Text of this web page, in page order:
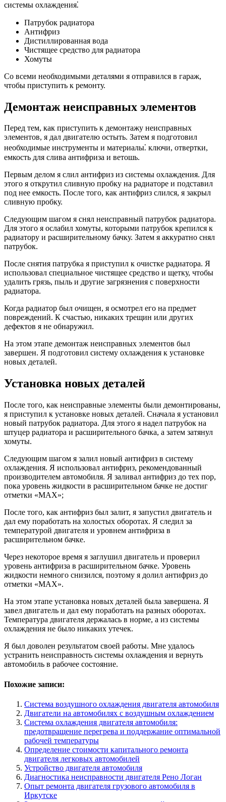
системы охлаждения⁚
Патрубок радиатора
Антифриз
Дистиллированная вода
Чистящее средство для радиатора
Хомуты
Со всеми необходимыми деталями я отправился в гараж,
чтобы приступить к ремонту.
Демонтаж неисправных элементов
Перед тем, как приступить к демонтажу неисправных
элементов, я дал двигателю остыть. Затем я подготовил
необходимые инструменты и материалы⁚ ключи, отвертки,
емкость для слива антифриза и ветошь.
Первым делом я слил антифриз из системы охлаждения. Для
этого я открутил сливную пробку на радиаторе и подставил
под нее емкость. После того, как антифриз слился, я закрыл
сливную пробку.
Следующим шагом я снял неисправный патрубок радиатора.
Для этого я ослабил хомуты, которыми патрубок крепился к
радиатору и расширительному бачку. Затем я аккуратно снял
патрубок.
После снятия патрубка я приступил к очистке радиатора. Я
использовал специальное чистящее средство и щетку, чтобы
удалить грязь, пыль и другие загрязнения с поверхности
радиатора.
Когда радиатор был очищен, я осмотрел его на предмет
повреждений. К счастью, никаких трещин или других
дефектов я не обнаружил.
На этом этапе демонтаж неисправных элементов был
завершен. Я подготовил систему охлаждения к установке
новых деталей.
Установка новых деталей
После того, как неисправные элементы были демонтированы,
я приступил к установке новых деталей. Сначала я установил
новый патрубок радиатора. Для этого я надел патрубок на
штуцер радиатора и расширительного бачка, а затем затянул
хомуты.
Следующим шагом я залил новый антифриз в систему
охлаждения. Я использовал антифриз, рекомендованный
производителем автомобиля. Я заливал антифриз до тех пор,
пока уровень жидкости в расширительном бачке не достиг
отметки «MAX»;
После того, как антифриз был залит, я запустил двигатель и
дал ему поработать на холостых оборотах. Я следил за
температурой двигателя и уровнем антифриза в
расширительном бачке.
Через некоторое время я заглушил двигатель и проверил
уровень антифриза в расширительном бачке. Уровень
жидкости немного снизился, поэтому я долил антифриз до
отметки «MAX».
На этом этапе установка новых деталей была завершена. Я
завел двигатель и дал ему поработать на разных оборотах.
Температура двигателя держалась в норме, а из системы
охлаждения не было никаких утечек.
Я был доволен результатом своей работы. Мне удалось
устранить неисправность системы охлаждения и вернуть
автомобиль в рабочее состояние.
Похожие записи:
Система воздушного охлаждения двигателя автомобиля
Двигатели на автомобилях с воздушным охлаждением
Система охлаждения двигателя автомобиля:
предотвращение перегрева и поддержание оптимальной
рабочей температуры
Определение стоимости капитального ремонта
двигателя легковых автомобилей
Устройство двигателя автомобиля
Диагностика неисправности двигателя Рено Логан
Опыт ремонта двигателя грузового автомобиля в
Иркутске